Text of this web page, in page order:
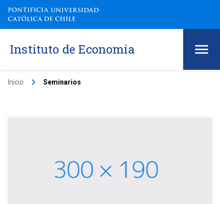
Instituto de Economía
Inicio keyboard_arrow_right Seminarios